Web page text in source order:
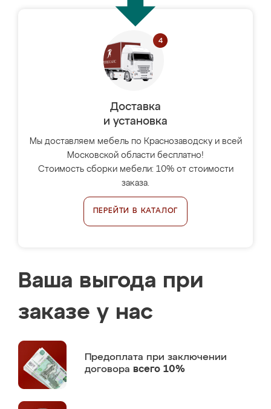
Доставка
и установка
Мы доставляем мебель по Краснозаводску и всей
Московской области бесплатно!
Стоимость сборки мебели: 10% от стоимости
заказа.
ПЕРЕЙТИ В КАТАЛОГ
Ваша выгода при
заказе у нас
Предоплата при заключении
договора всего 10%